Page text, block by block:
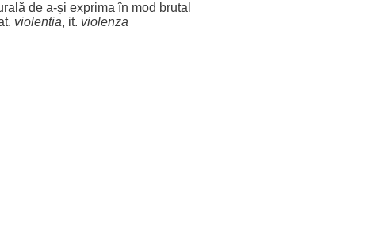
de a-și exprima în mod brutal
violentia, it. violenza